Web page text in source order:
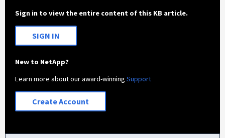
Sign in to view the entire content of this KB article.
SIGN IN
New to NetApp?
Learn more about our award-winningSupport
Create Account